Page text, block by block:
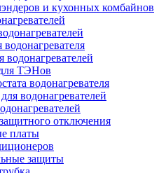
и кухонных комбайнов
водонагревателей
ТЭНов
водонагревателя
водонагревателей
отключения
платы
защиты